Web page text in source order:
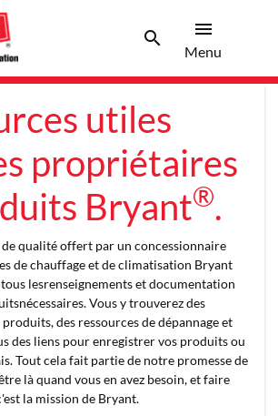
searchSearch
menu
Menu
utiles
propriétaires
Bryant®.
de qualité offert par un concessionnaire
de chauffage et de climatisation Bryant
lesrenseignements et documentation
Vous y trouverez des
des ressources de dépannage et
des liens pour enregistrer vos produits ou
Tout cela fait partie de notre promesse de
là quand vous en avez besoin, et faire
la mission de Bryant.